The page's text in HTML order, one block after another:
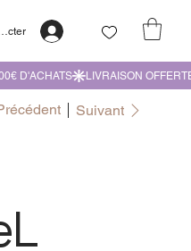
Suivant